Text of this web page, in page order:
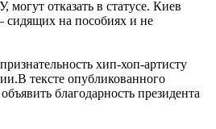
отказать в статусе. Киев
сидящих на пособиях и не
хип-хоп-артисту
тексте опубликованного
благодарность президента